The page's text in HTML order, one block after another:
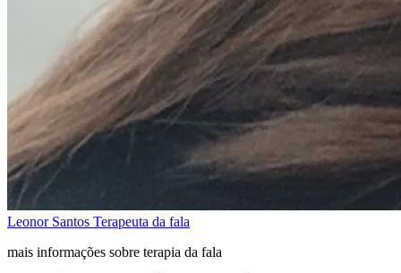
Leonor Santos Terapeuta da fala
mais informações sobre terapia da fala